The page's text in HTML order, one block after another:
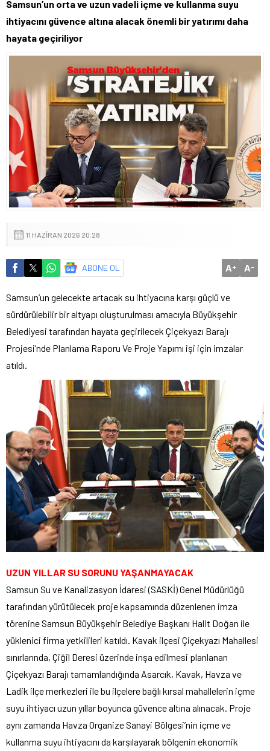
Samsun’un orta ve uzun vadeli içme ve kullanma suyu
ihtiyacını güvence altına alacak önemli bir yatırımı daha
hayata geçiriliyor
11 HAZIRAN 2026 20:28
ABONE OL A+ A-
Samsun’un gelecekte artacak su ihtiyacına karşı güçlü ve
sürdürülebilir bir altyapı oluşturulması amacıyla Büyükşehir
Belediyesi tarafından hayata geçirilecek Çiçekyazı Barajı
Projesi’nde Planlama Raporu Ve Proje Yapımı işi için imzalar
atıldı.
UZUN YILLAR SU SORUNU YAŞANMAYACAK
Samsun Su ve Kanalizasyon İdaresi (SASKİ) Genel Müdürlüğü
tarafından yürütülecek proje kapsamında düzenlenen imza
törenine Samsun Büyükşehir Belediye Başkanı Halit Doğan ile
yüklenici firma yetkilileri katıldı. Kavak ilçesi Çiçekyazı Mahallesi
sınırlarında, Çiğil Deresi üzerinde inşa edilmesi planlanan
Çiçekyazı Barajı tamamlandığında Asarcık, Kavak, Havza ve
Ladik ilçe merkezleri ile bu ilçelere bağlı kırsal mahallelerin içme
suyu ihtiyacı uzun yıllar boyunca güvence altına alınacak. Proje
aynı zamanda Havza Organize Sanayi Bölgesi’nin içme ve
kullanma suyu ihtiyacını da karşılayarak bölgenin ekonomik